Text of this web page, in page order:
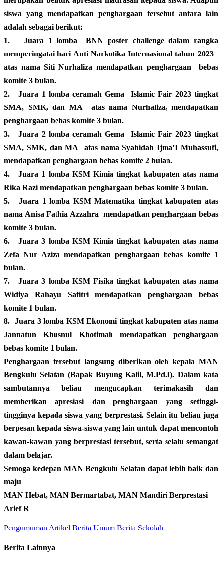
siswa yang mendapatkan penghargaan tersebut antara lain
adalah sebagai berikut:
1.
Juara 1 lomba BNN poster challenge dalam rangka
memperingatai hari Anti Narkotika Internasional tahun 2023
atas nama Siti Nurhaliza mendapatkan penghargaan bebas
komite 3 bulan.
2.
Juara 1 lomba ceramah Gema Islamic Fair 2023 tingkat
SMA, SMK, dan MA atas nama Nurhaliza, mendapatkan
penghargaan bebas komite 3 bulan.
3.
Juara 2 lomba ceramah Gema Islamic Fair 2023 tingkat
SMA, SMK, dan MA atas nama Syahidah Ijma’I Muhassufi,
mendapatkan penghargaan bebas komite 2 bulan.
4.
Juara 1 lomba KSM Kimia tingkat kabupaten atas nama
Rika Razi mendapatkan penghargaan bebas komite 3 bulan.
5.
Juara 1 lomba KSM Matematika tingkat kabupaten atas
nama Anisa Fathia Azzahra mendapatkan penghargaan bebas
komite 3 bulan.
6.
Juara 3 lomba KSM Kimia tingkat kabupaten atas nama
Zefa Nur Aziza mendapatkan penghargaan bebas komite 1
bulan.
7.
Juara 3 lomba KSM Fisika tingkat kabupaten atas nama
Widiya Rahayu Safitri mendapatkan penghargaan bebas
komite 1 bulan.
8. Juara 3 lomba KSM Ekonomi tingkat kabupaten atas nama
Jannatun Khusnul Khotimah mendapatkan penghargaan
bebas komite 1 bulan.
Penghargaan tersebut langsung diberikan oleh kepala MAN
Bengkulu Selatan (Bapak Buyung Kalil, M.Pd.I). Dalam kata
sambutannya beliau mengucapkan terimakasih dan
memberikan apresiasi dan penghargaan yang setinggi-
tingginya kepada siswa yang berprestasi. Selain itu beliau juga
berpesan kepada siswa-siswa yang lain untuk dapat mencontoh
kawan-kawan yang berprestasi tersebut, serta selalu semangat
dalam belajar.
Semoga kedepan MAN Bengkulu Selatan dapat lebih baik dan
maju
MAN Hebat, MAN Bermartabat, MAN Mandiri Berprestasi
Arief R
PengumumanArtikel Berita Umum Berita Sekolah
Berita Lainnya